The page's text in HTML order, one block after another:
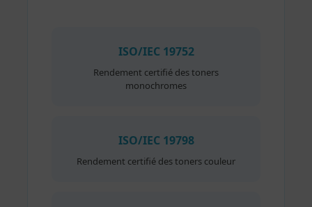
ISO/IEC 19752
Rendement certifié des toners
monochromes
ISO/IEC 19798
Rendement certifié des toners couleur